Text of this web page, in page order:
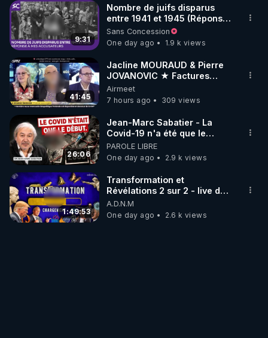
9:31
Nombre de juifs disparus
entre 1941 et 1945 (Réponse
à mes accusateurs)
Sans Concession
One day ago
1.9 k views
41:45
Jacline MOURAUD & Pierre
JOVANOVIC ★ Factures
Impayées : Où Est Passé Le
Pognon ?
Airmeet
7 hours ago
309 views
26:06
Jean-Marc Sabatier - La
Covid-19 n'a été que le
début - L'ARNm & l'ARNm-aa
jusqu où auront-t-il ?
PAROLE LIBRE
One day ago
2.9 k views
1:49:53
Transformation et
Révélations 2 sur 2 - live du
07/08/26
A.D.N.M
One day ago
2.6 k views